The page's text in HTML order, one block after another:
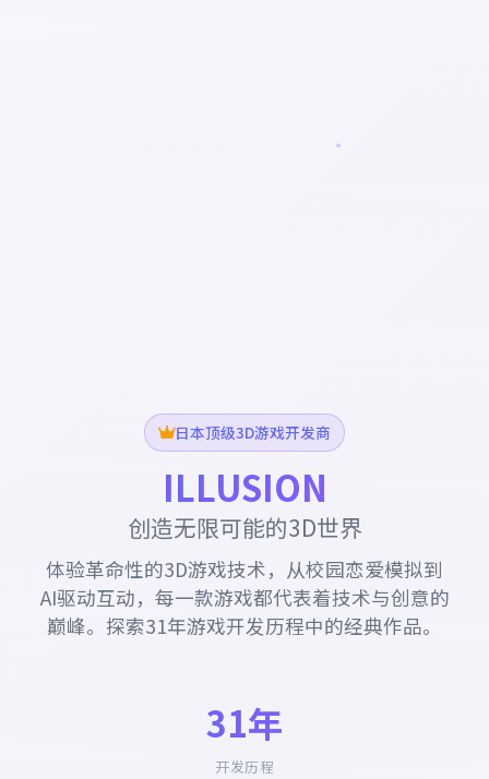
日本顶级3D游戏开发商
ILLUSION
创造无限可能的3D世界
体验革命性的3D游戏技术，从校园恋爱模拟到
AI驱动互动，每一款游戏都代表着技术与创意的
巅峰。探索31年游戏开发历程中的经典作品。
31年
开发历程